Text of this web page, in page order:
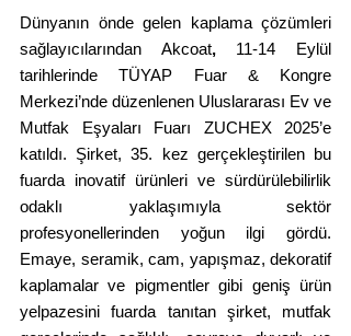
Dünyanın önde gelen kaplama çözümleri
sağlayıcılarından Akcoat, 11-14 Eylül
tarihlerinde TÜYAP Fuar & Kongre
Merkezi’nde düzenlenen Uluslararası Ev ve
Mutfak Eşyaları Fuarı ZUCHEX 2025’e
katıldı. Şirket, 35. kez gerçekleştirilen bu
fuarda inovatif ürünleri ve sürdürülebilirlik
odaklı yaklaşımıyla sektör
profesyonellerinden yoğun ilgi gördü.
Emaye, seramik, cam, yapışmaz, dekoratif
kaplamalar ve pigmentler gibi geniş ürün
yelpazesini fuarda tanıtan şirket, mutfak